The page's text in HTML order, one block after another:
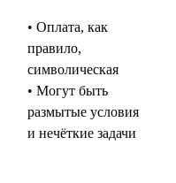
• Оплата, как
правило,
символическая
• Могут быть
размытые условия
и нечёткие задачи